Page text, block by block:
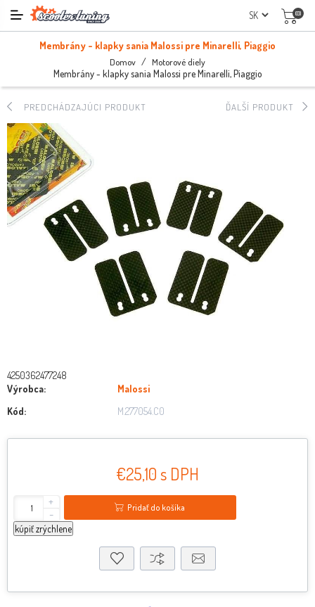
(0)
Membrány - klapky sania Malossi pre Minarelli, Piaggio
Domov / Motorové diely
Membrány - klapky sania Malossi pre Minarelli, Piaggio
PREDCHÁDZAJÚCI PRODUKT ĎALŠÍ PRODUKT
4250362477248
Výrobca:
Malossi
Kód:
M.277054.C0
€25,10 s DPH
+
-
Pridať do košíka
kúpiť zrýchlene